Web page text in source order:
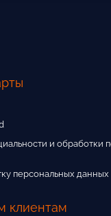
и обработки
персональных данных
клиентам